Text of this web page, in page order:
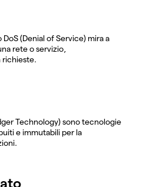
(Denial of Service) mira a
rete o servizio,
richieste.
Technology) sono tecnologie
e immutabili per la